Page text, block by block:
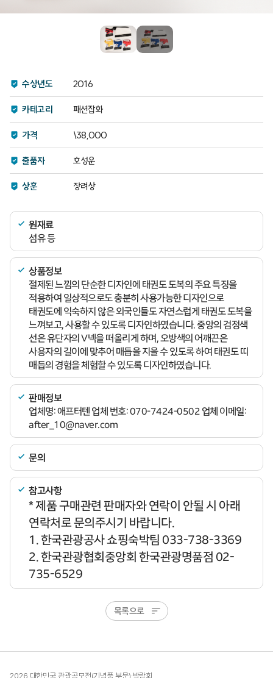
수상년도 2016
카테고리 패션잡화
가격 \38,000
출품자 호성운
상훈 장려상
원재료
섬유 등
상품정보
절제된 느낌의 단순한 디자인에 태권도 도복의 주요 특징을
적용하여 일상적으로도 충분히 사용가능한 디자인으로
태권도에 익숙하지 않은 외국인들도 자연스럽게 태권도 도복을
느껴보고, 사용할 수 있도록 디자인하였습니다. 중앙의 검정색
선은 유단자의 V넥을 떠올리게 하며, 오방색의 어깨끈은
사용자의 길이에 맞추어 매듭을 지을 수 있도록 하여 태권도 띠
매듭의 경험을 체험할 수 있도록 디자인하였습니다.
판매정보
업체명: 애프터텐 업체 번호: 070-7424-0502 업체 이메일:
after_10@naver.com
문의
참고사항
* 제품 구매관련 판매자와 연락이 안될 시 아래
연락처로 문의주시기 바랍니다.
1. 한국관광공사 쇼핑숙박팀 033-738-3369
2. 한국관광협회중앙회 한국관광명품점 02-
735-6529
목록으로
2026 대한민국 관광공모전(기념품 부문)·박람회